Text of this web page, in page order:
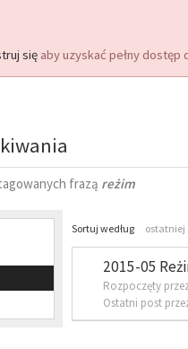
się aby uzyskać pełny dostęp
frazą reżim
Sortuj według
2015-05
Rozpoczęty
Ostatni post